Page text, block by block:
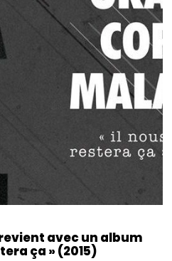
avec un album
ça » (2015)